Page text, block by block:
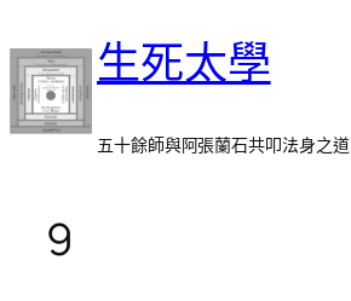
至
主
要
內
生死太學
五十餘師與阿張蘭石共叩法身之道
9